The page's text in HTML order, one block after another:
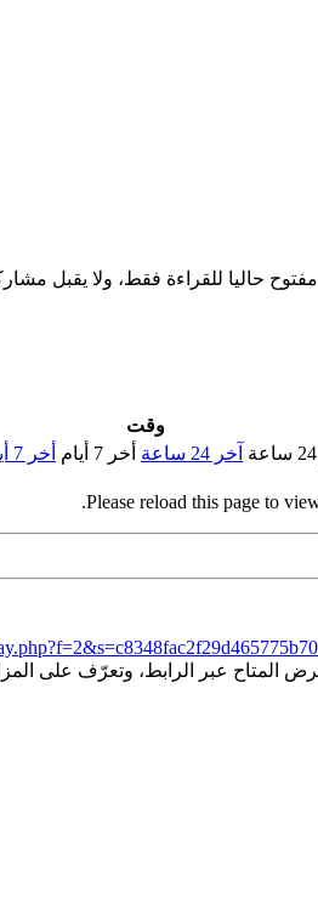
وقت
آخر 24 ساعة أخر 7 أيام أخر 7 أيام
Please reload this page to
عبر الرابط، وتعرّف على